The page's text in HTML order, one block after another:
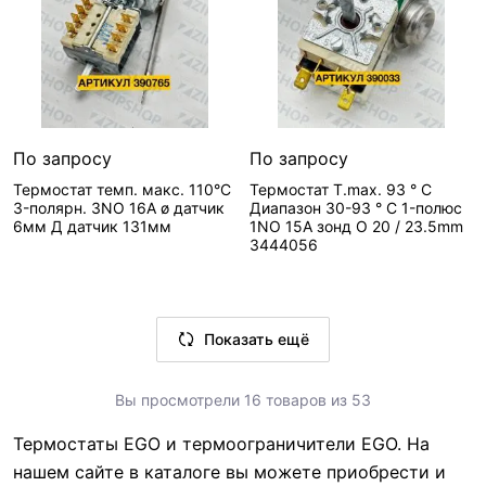
УТ-00001971 / 0
Базовая единица—
шт
Ставки налогов— 22
Производитель—
ID поста блога для
комментариев—
2324
EGO
ID поста блога для
комментариев—
1477
2 шт
Вид запчасти—
Термостат
Артикул
производителя—
55.13023.080
5513023080
Реквизиты—Товары
22
Производитель—
ID поста блога для
комментариев—
Нет в наличии, можно
Вид запчасти—
Термоограничитель
Артикул
LF5070336
Артикул—
LF5070336
Реквизиты—
Базовая единица—
шт
Ставки налогов—
EGO
ID поста блога для
комментариев—
6157
По запросу
Термостат темп. макс. 110°C
3-полярн. 3NO 16А ø датчик
6мм Д датчик 131мм
Сообщить о поступлении
Нет в наличии, можно заказать
Вид запчасти—
Терморегулятор
По запросу
Термостат T.max. 93 ° C
Диапазон 30-93 ° C 1-полюс
1NO 15A зонд O 20 / 23.5mm
3444056
Сообщить о поступлении
Вид запчасти—
Показать ещё
Вы просмотрели 16 товаров из 53
Термостаты EGO и термоограничители EGO. На
нашем сайте в каталоге вы можете приобрести и